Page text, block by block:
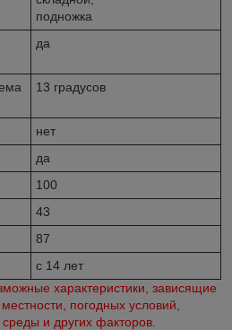
подножка
да
13 градусов
нет
да
100
43
87
с 14 лет
характеристики, зависящие
погодных условий,
и других факторов.